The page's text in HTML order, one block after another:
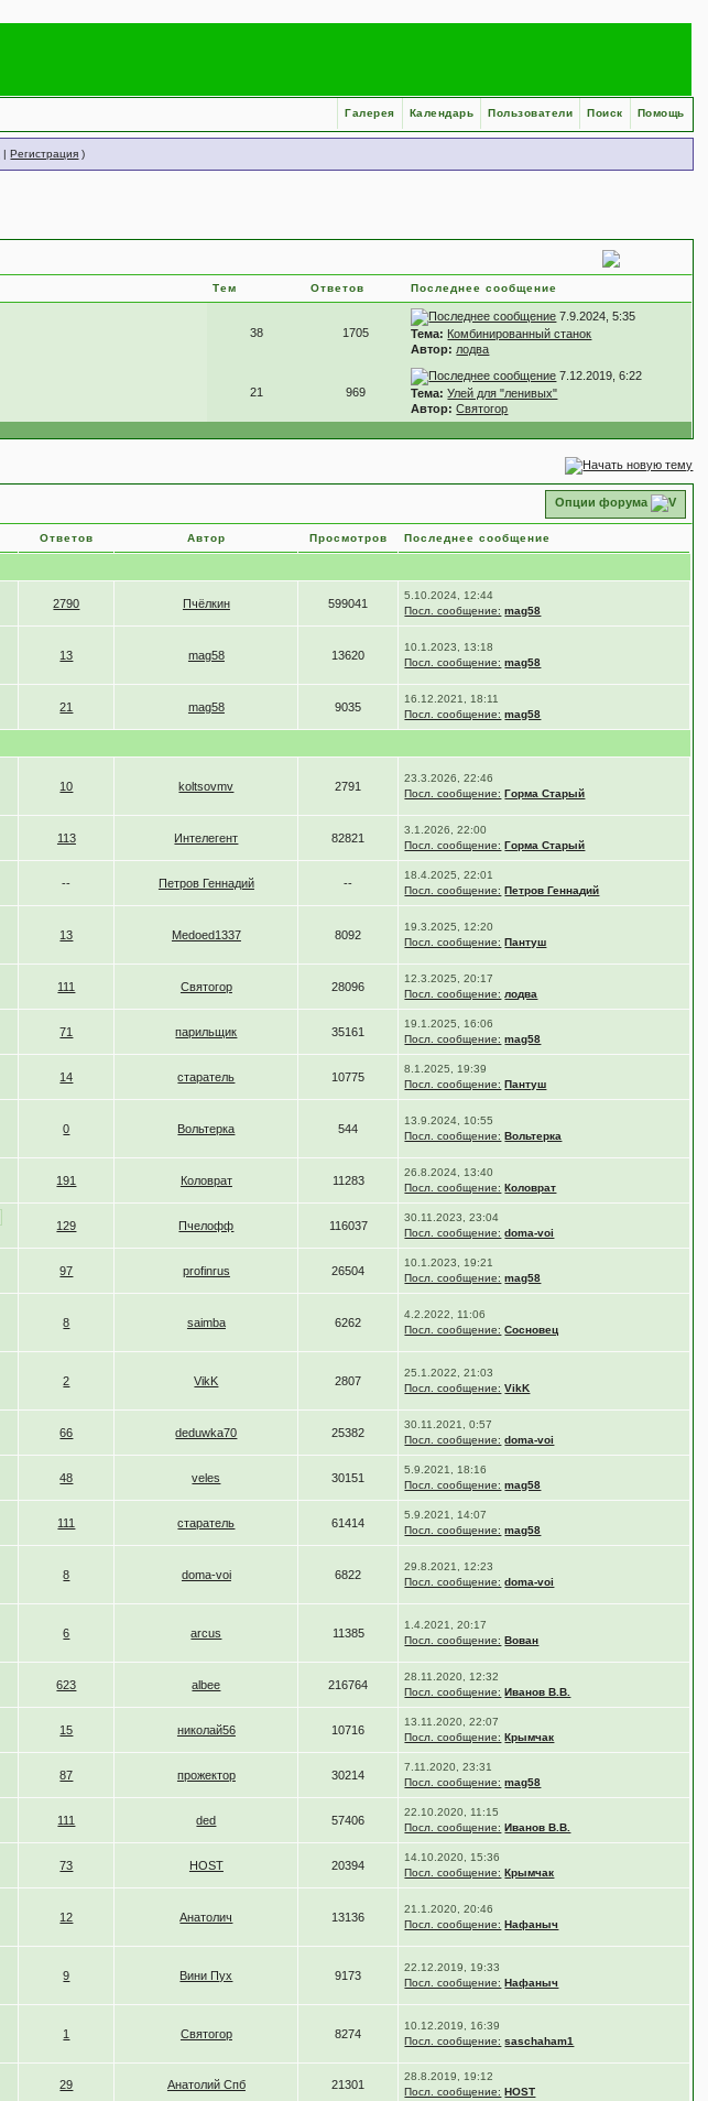
Помощь
Поиск
Пользователи
Календарь
Галерея
|Регистрация )
Тем Ответов Последнее сообщение
38 1705
7.9.2024, 5:35
Тема: Комбинированный станок
Автор: лодва
21 969
7.12.2019, 6:22
Тема: Улей для "ленивых"
Автор: Святогор
Опции форума
Ответов Автор Просмотров Последнее сообщение
2790 Пчёлкин 599041
5.10.2024, 12:44
Посл. сообщение: mag58
13 mag58 13620
10.1.2023, 13:18
Посл. сообщение: mag58
21 mag58 9035
16.12.2021, 18:11
Посл. сообщение: mag58
10 koltsovmv 2791
23.3.2026, 22:46
Посл. сообщение: Горма Старый
113 Интелегент 82821
3.1.2026, 22:00
Посл. сообщение: Горма Старый
-- Петров Геннадий --
18.4.2025, 22:01
Посл. сообщение: Петров Геннадий
13 Medoed1337 8092
19.3.2025, 12:20
Посл. сообщение: Пантуш
111 Святогор 28096
12.3.2025, 20:17
Посл. сообщение: лодва
71 парильщик 35161
19.1.2025, 16:06
Посл. сообщение: mag58
14 старатель 10775
8.1.2025, 19:39
Посл. сообщение: Пантуш
0 Вольтерка 544
13.9.2024, 10:55
Посл. сообщение: Вольтерка
191 Коловрат 11283
26.8.2024, 13:40
Посл. сообщение: Коловрат
129 Пчелофф 116037
30.11.2023, 23:04
Посл. сообщение: doma-voi
97 profinrus 26504
10.1.2023, 19:21
Посл. сообщение: mag58
8 saimba 6262
4.2.2022, 11:06
Посл. сообщение: Сосновец
2 VikK 2807
25.1.2022, 21:03
Посл. сообщение: VikK
66 deduwka70 25382
30.11.2021, 0:57
Посл. сообщение: doma-voi
48 veles 30151
5.9.2021, 18:16
Посл. сообщение: mag58
111 старатель 61414
5.9.2021, 14:07
Посл. сообщение: mag58
8 doma-voi 6822
29.8.2021, 12:23
Посл. сообщение: doma-voi
6 arcus 11385
1.4.2021, 20:17
Посл. сообщение: Вован
623 albee 216764
28.11.2020, 12:32
Посл. сообщение: Иванов В.В.
15 николай56 10716
13.11.2020, 22:07
Посл. сообщение: Крымчак
87 прожектор 30214
7.11.2020, 23:31
Посл. сообщение: mag58
111 ded 57406
22.10.2020, 11:15
Посл. сообщение: Иванов В.В.
73 HOST 20394
14.10.2020, 15:36
Посл. сообщение: Крымчак
12 Анатолич 13136
21.1.2020, 20:46
Посл. сообщение: Нафаныч
9 Вини Пух 9173
22.12.2019, 19:33
Посл. сообщение: Нафаныч
1 Святогор 8274
10.12.2019, 16:39
Посл. сообщение: saschaham1
29 Анатолий Спб 21301
28.8.2019, 19:12
Посл. сообщение: HOST